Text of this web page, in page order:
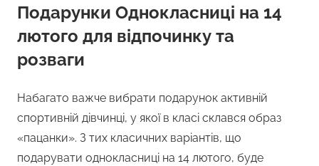
Подарунки Однокласниці на 14
лютого для відпочинку та
розваги
Набагато важче вибрати подарунок активній
спортивній дівчинці, у якої в класі склався образ
«пацанки». З тих класичних варіантів, що
подарувати однокласниці на 14 лютого, буде